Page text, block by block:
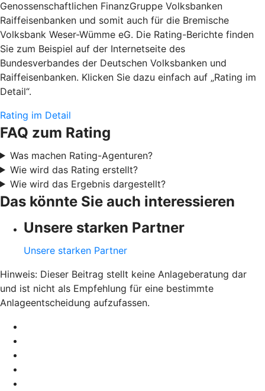
Genossenschaftlichen FinanzGruppe Volksbanken
Raiffeisenbanken und somit auch für die Bremische
Volksbank Weser-Wümme eG. Die Rating-Berichte finden
Sie zum Beispiel auf der Internetseite des
Bundesverbandes der Deutschen Volksbanken und
Raiffeisenbanken. Klicken Sie dazu einfach auf „Rating im
Detail“.
Rating im Detail
FAQ zum Rating
Was machen Rating-Agenturen?
Wie wird das Rating erstellt?
Wie wird das Ergebnis dargestellt?
Das könnte Sie auch interessieren
Unsere starken Partner
Unsere starken Partner
Hinweis: Dieser Beitrag stellt keine Anlageberatung dar
und ist nicht als Empfehlung für eine bestimmte
Anlageentscheidung aufzufassen.